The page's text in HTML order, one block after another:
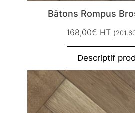
Bâtons Rompus
168,00€ HT (201,60
Descriptif